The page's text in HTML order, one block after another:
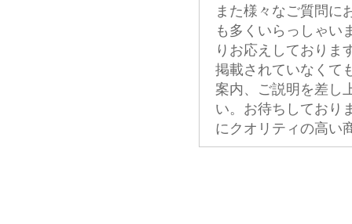
また様々なご質問に
も多くいらっしゃい
りお応えしておりま
掲載されていなくて
案内、ご説明を差し
い。お待ちしており
にクオリティの高い